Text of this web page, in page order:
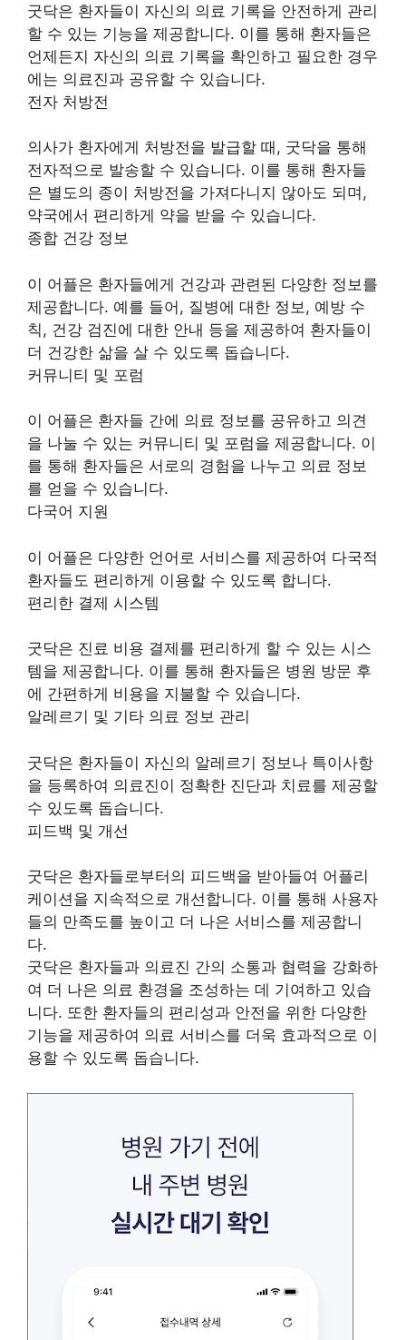
굿닥은 환자들이 자신의 의료 기록을 안전하게 관리
할 수 있는 기능을 제공합니다. 이를 통해 환자들은
언제든지 자신의 의료 기록을 확인하고 필요한 경우
에는 의료진과 공유할 수 있습니다.
전자 처방전
의사가 환자에게 처방전을 발급할 때, 굿닥을 통해
전자적으로 발송할 수 있습니다. 이를 통해 환자들
은 별도의 종이 처방전을 가져다니지 않아도 되며,
약국에서 편리하게 약을 받을 수 있습니다.
종합 건강 정보
이 어플은 환자들에게 건강과 관련된 다양한 정보를
제공합니다. 예를 들어, 질병에 대한 정보, 예방 수
칙, 건강 검진에 대한 안내 등을 제공하여 환자들이
더 건강한 삶을 살 수 있도록 돕습니다.
커뮤니티 및 포럼
이 어플은 환자들 간에 의료 정보를 공유하고 의견
을 나눌 수 있는 커뮤니티 및 포럼을 제공합니다. 이
를 통해 환자들은 서로의 경험을 나누고 의료 정보
를 얻을 수 있습니다.
다국어 지원
이 어플은 다양한 언어로 서비스를 제공하여 다국적
환자들도 편리하게 이용할 수 있도록 합니다.
편리한 결제 시스템
굿닥은 진료 비용 결제를 편리하게 할 수 있는 시스
템을 제공합니다. 이를 통해 환자들은 병원 방문 후
에 간편하게 비용을 지불할 수 있습니다.
알레르기 및 기타 의료 정보 관리
굿닥은 환자들이 자신의 알레르기 정보나 특이사항
을 등록하여 의료진이 정확한 진단과 치료를 제공할
수 있도록 돕습니다.
피드백 및 개선
굿닥은 환자들로부터의 피드백을 받아들여 어플리
케이션을 지속적으로 개선합니다. 이를 통해 사용자
들의 만족도를 높이고 더 나은 서비스를 제공합니
다.
굿닥은 환자들과 의료진 간의 소통과 협력을 강화하
여 더 나은 의료 환경을 조성하는 데 기여하고 있습
니다. 또한 환자들의 편리성과 안전을 위한 다양한
기능을 제공하여 의료 서비스를 더욱 효과적으로 이
용할 수 있도록 돕습니다.